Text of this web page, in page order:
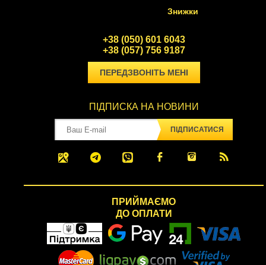
Знижки
+38 (050) 601 6043
+38 (057) 756 9187
ПЕРЕДЗВОНІТЬ МЕНІ
ПІДПИСКА НА НОВИНИ
ПІДПИСАТИСЯ
ПРИЙМАЄМО
ДО ОПЛАТИ